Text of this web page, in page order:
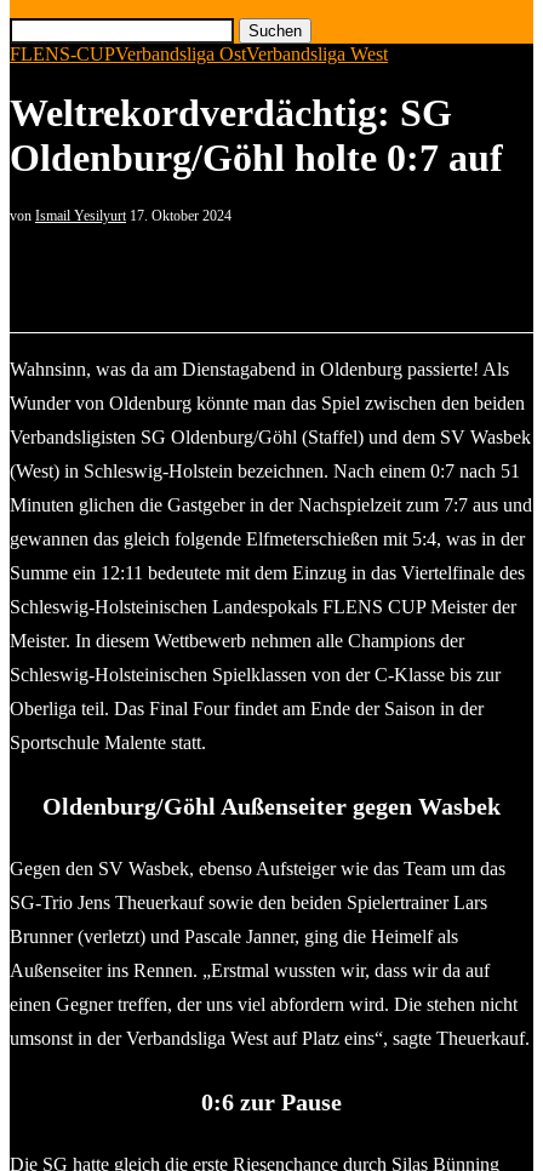
Suchen
FLENS-CUPVerbandsliga OstVerbandsliga West
Weltrekordverdächtig: SG
Oldenburg/Göhl holte 0:7 auf
von Ismail Yesilyurt 17. Oktober 2024
Wahnsinn, was da am Dienstagabend in Oldenburg passierte! Als
Wunder von Oldenburg könnte man das Spiel zwischen den beiden
Verbandsligisten SG Oldenburg/Göhl (Staffel) und dem SV Wasbek
(West) in Schleswig-Holstein bezeichnen. Nach einem 0:7 nach 51
Minuten glichen die Gastgeber in der Nachspielzeit zum 7:7 aus und
gewannen das gleich folgende Elfmeterschießen mit 5:4, was in der
Summe ein 12:11 bedeutete mit dem Einzug in das Viertelfinale des
Schleswig-Holsteinischen Landespokals FLENS CUP Meister der
Meister. In diesem Wettbewerb nehmen alle Champions der
Schleswig-Holsteinischen Spielklassen von der C-Klasse bis zur
Oberliga teil. Das Final Four findet am Ende der Saison in der
Sportschule Malente statt.
Oldenburg/Göhl Außenseiter gegen Wasbek
Gegen den SV Wasbek, ebenso Aufsteiger wie das Team um das
SG-Trio Jens Theuerkauf sowie den beiden Spielertrainer Lars
Brunner (verletzt) und Pascale Janner, ging die Heimelf als
Außenseiter ins Rennen. „Erstmal wussten wir, dass wir da auf
einen Gegner treffen, der uns viel abfordern wird. Die stehen nicht
umsonst in der Verbandsliga West auf Platz eins“, sagte Theuerkauf.
0:6 zur Pause
Die SG hatte gleich die erste Riesenchance durch Silas Bünning